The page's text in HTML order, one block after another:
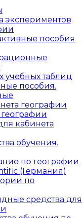
экспериментов
пособия
учебных таблиц
пособия.
географии
кабинета
обучения.
по географии
(Германия)
по
средства для